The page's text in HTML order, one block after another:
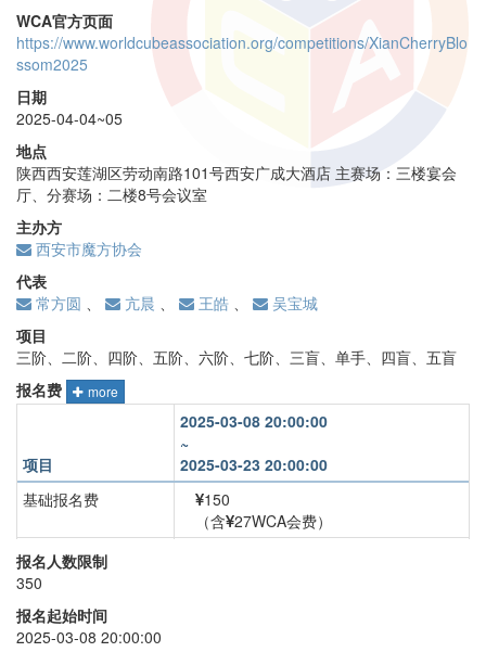
WCA官方页面
https://www.worldcubeassociation.org/competitions/XianCherryBlo
ssom2025
日期
2025-04-04~05
地点
陕西西安莲湖区劳动南路101号西安广成大酒店 主赛场：三楼宴会
厅、分赛场：二楼8号会议室
主办方
西安市魔方协会
代表
常方圆
亢晨 王皓
吴宝城
项目
三阶、二阶、四阶、五阶、六阶、七阶、三盲、单手、四盲、五盲
报名费
more
项目
2025-03-08 20:00:00
~
2025-03-23 20:00:00
基础报名费
150
（含 27WCA会费）
三阶
四阶
报名人数限制
350
报名起始时间
2025-03-08 20:00:00